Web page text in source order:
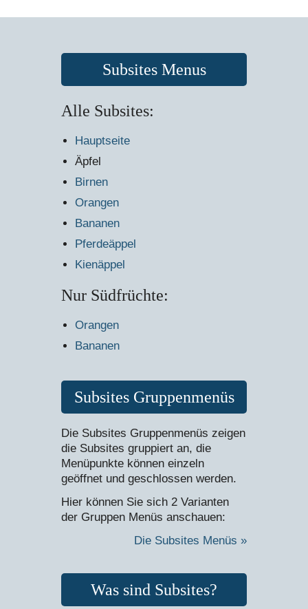
Subsites Menus
Alle Subsites:
Hauptseite
Äpfel
Birnen
Orangen
Bananen
Pferdeäppel
Kienäppel
Nur Südfrüchte:
Orangen
Bananen
Subsites Gruppenmenüs
Die Subsites Gruppenmenüs zeigen
die Subsites gruppiert an, die
Menüpunkte können einzeln
geöffnet und geschlossen werden.
Hier können Sie sich 2 Varianten
der Gruppen Menüs anschauen:
Die Subsites Menüs »
Was sind Subsites?